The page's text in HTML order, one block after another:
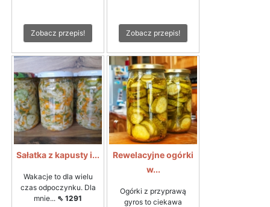
Zobacz przepis! Zobacz przepis!
Sałatka z kapusty i...
Wakacje to dla wielu
czas odpoczynku. Dla
mnie... ⇖ 1291
Rewelacyjne ogórki
w...
Ogórki z przyprawą
gyros to ciekawa